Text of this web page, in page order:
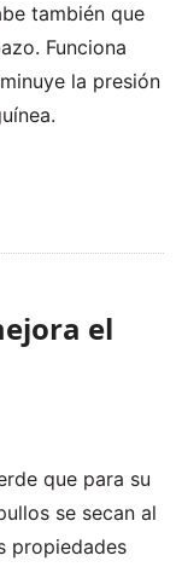
también que
Funciona
la presión
el
que para su
se secan al
propiedades